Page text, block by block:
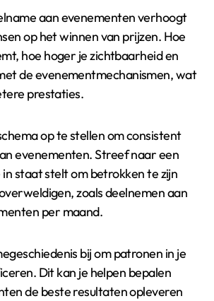
aan evenementen verhoogt
op het winnen van prijzen. Hoe
hoe hoger je zichtbaarheid en
de evenementmechanismen, wat
prestaties.
op te stellen om consistent
evenementen. Streef naar een
staat stelt om betrokken te zijn
zoals deelnemen aan
per maand.
bij om patronen in je
Dit kan je helpen bepalen
de beste resultaten opleveren